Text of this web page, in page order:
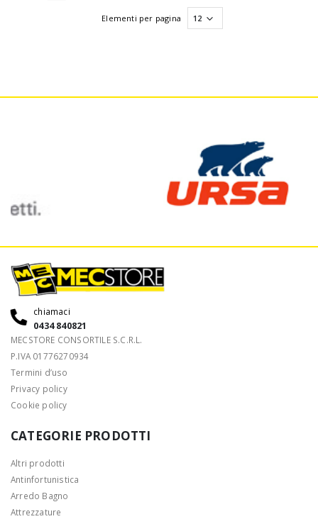
Elementi per pagina
chiamaci
0434 840821
MECSTORE CONSORTILE S.C.R.L.
P.IVA 01776270934
Termini d’uso
Privacy policy
Cookie policy
CATEGORIE PRODOTTI
Altri prodotti
Antinfortunistica
Arredo Bagno
Attrezzature